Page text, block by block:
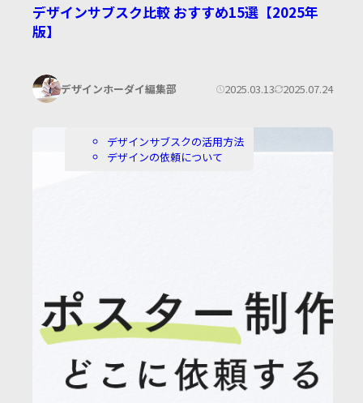
デザインサブスク比較 おすすめ15選【2025年
版】
著
者:
デザインホーダイ編集部
公2025.03.13更
日:
2025.07.24
デザインサブスクの活用方法
デザインの依頼について